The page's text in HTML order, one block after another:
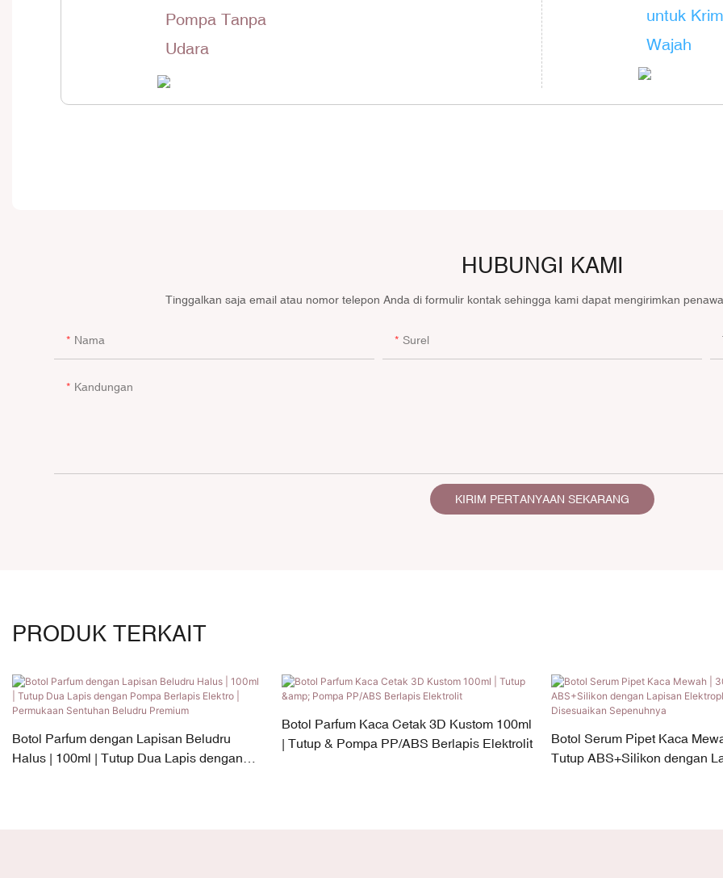
Pompa Tanpa
Udara
untuk Krim
Wajah
HUBUNGI KAMI
Tinggalkan saja email atau nomor telepon Anda di formulir kontak sehingga kami dapat mengirimkan
Nama Surel
Kandungan
KIRIM PERTANYAAN SEKARANG
PRODUK TERKAIT
Botol Parfum dengan Lapisan Beludru
Halus | 100ml | Tutup Dua Lapis dengan
Botol Parfum Kaca Cetak 3D Kustom 100ml
| Tutup & Pompa PP/ABS Berlapis Elektrolit
Botol Serum Pipet Kaca
Tutup ABS+Silikon dengan